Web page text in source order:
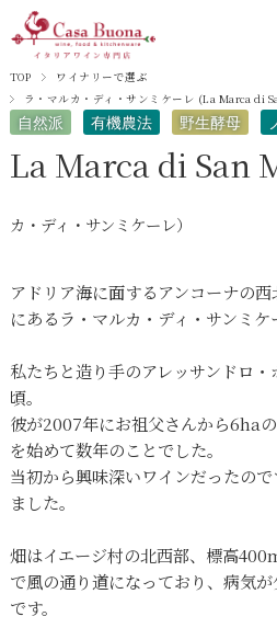
TOP
ワイナリーで選ぶ
ラ・マルカ・ディ・サンミケーレ (La Marca di
自然派 有機農法 野生酵母
La Marca di San
カ・ディ・サンミケーレ）
アドリア海に面するアンコーナの
にあるラ・マルカ・ディ・サンミケ
私たちと造り手のアレッサンドロ
頃。
彼が2007年にお祖父さんから6ha
を始めて数年のことでした。
当初から興味深いワインだったの
ました。
畑はイエージ村の北西部、標高
で風の通り道になっており、病気
です。